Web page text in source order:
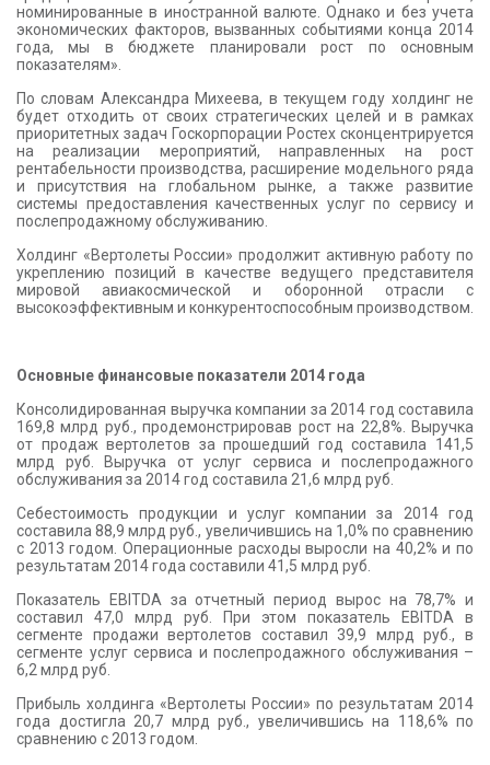
номинированные в иностранной валюте. Однако и без учета
экономических факторов, вызванных событиями конца 2014
года, мы в бюджете планировали рост по основным
показателям».
По словам Александра Михеева, в текущем году холдинг не
будет отходить от своих стратегических целей и в рамках
приоритетных задач Госкорпорации Ростех сконцентрируется
на реализации мероприятий, направленных на рост
рентабельности производства, расширение модельного ряда
и присутствия на глобальном рынке, а также развитие
системы предоставления качественных услуг по сервису и
послепродажному обслуживанию.
Холдинг «Вертолеты России» продолжит активную работу по
укреплению позиций в качестве ведущего представителя
мировой авиакосмической и оборонной отрасли с
высокоэффективным и конкурентоспособным производством.
Основные финансовые показатели 2014 года
Консолидированная выручка компании за 2014 год составила
169,8 млрд руб., продемонстрировав рост на 22,8%. Выручка
от продаж вертолетов за прошедший год составила 141,5
млрд руб. Выручка от услуг сервиса и послепродажного
обслуживания за 2014 год составила 21,6 млрд руб.
Себестоимость продукции и услуг компании за 2014 год
составила 88,9 млрд руб., увеличившись на 1,0% по сравнению
с 2013 годом. Операционные расходы выросли на 40,2% и по
результатам 2014 года составили 41,5 млрд руб.
Показатель EBITDA за отчетный период вырос на 78,7% и
составил 47,0 млрд руб. При этом показатель EBITDA в
сегменте продажи вертолетов составил 39,9 млрд руб., в
сегменте услуг сервиса и послепродажного обслуживания –
6,2 млрд руб.
Прибыль холдинга «Вертолеты России» по результатам 2014
года достигла 20,7 млрд руб., увеличившись на 118,6% по
сравнению с 2013 годом.